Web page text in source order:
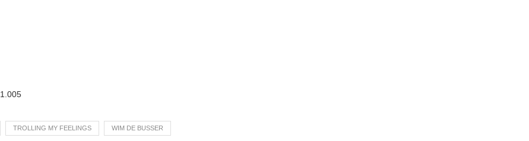
1.005
TROLLING MY FEELINGS WIM DE BUSSER